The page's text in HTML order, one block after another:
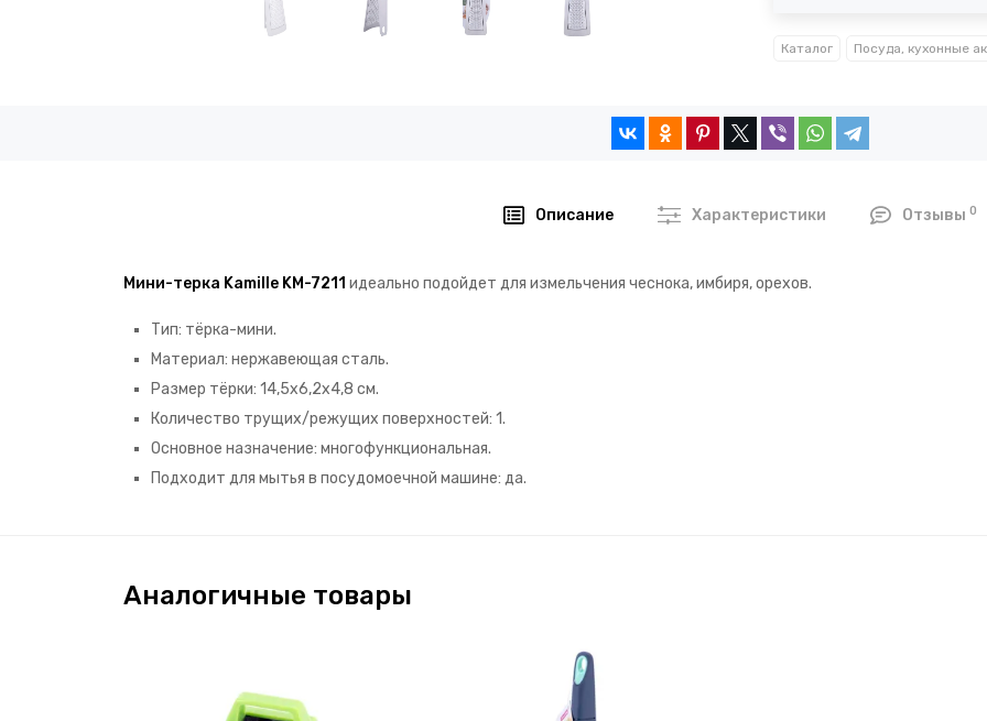
Каталог
Описание Характеристики Отзывы 0
Мини-терка Kamille KM-7211 идеально подойдет для измельчения чеснока, имбиря, орехов.
Тип: тёрка-мини.
Материал: нержавеющая сталь.
Размер тёрки: 14,5х6,2х4,8 см.
Количество трущих/режущих поверхностей: 1.
Основное назначение: многофункциональная.
Подходит для мытья в посудомоечной машине: да.
Аналогичные товары